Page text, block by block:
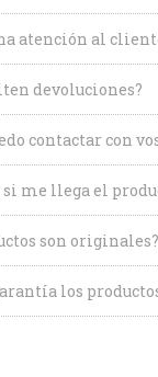
atención al
devoluciones?
contactar con
si me llega el
son originales?
los